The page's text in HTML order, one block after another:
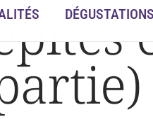
DÉGUSTATIONS